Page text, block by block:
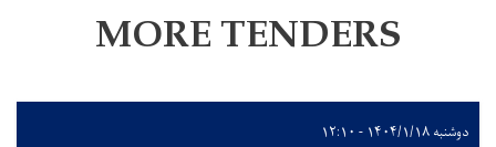
MORE TENDERS
دوشنبه ۱۴۰۴/۱/۱۸ - ۱۲:۱۰